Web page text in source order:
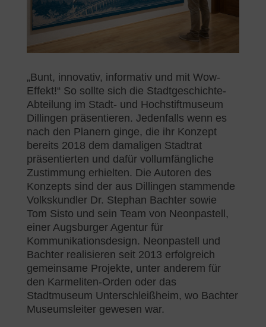
„Bunt, innovativ, informativ und mit Wow-
Effekt!“ So sollte sich die Stadtgeschichte-
Abteilung im Stadt- und Hochstiftmuseum
Dillingen präsentieren. Jedenfalls wenn es
nach den Planern ginge, die ihr Konzept
bereits 2018 dem damaligen Stadtrat
präsentierten und dafür vollumfängliche
Zustimmung erhielten. Die Autoren des
Konzepts sind der aus Dillingen stammende
Volkskundler Dr. Stephan Bachter sowie
Tom Sisto und sein Team von Neonpastell,
einer Augsburger Agentur für
Kommunikationsdesign. Neonpastell und
Bachter realisieren seit 2013 erfolgreich
gemeinsame Projekte, unter anderem für
den Karmeliten-Orden oder das
Stadtmuseum Unterschleißheim, wo Bachter
Museumsleiter gewesen war.